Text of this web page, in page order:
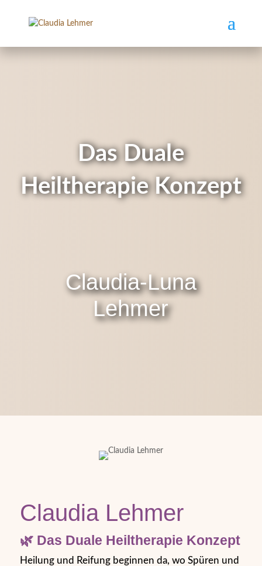
Das Duale
Heiltherapie Konzept
Claudia-Luna
Lehmer
Claudia Lehmer
🌿 Das Duale Heiltherapie Konzept
Heilung und Reifung beginnen da, wo Spüren und